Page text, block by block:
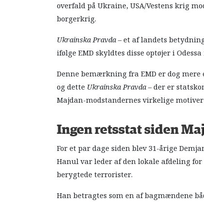
overfald på Ukraine, USA/Vestens krig
borgerkrig.
UkrainskaPravda– et af landets
ifølge EMD skyldtes disse optøjer i
Denne bemærkning fra EMD er dog
og dette Ukrainska Pravda– der er
Majdan-modstandernes virkelige
Ingen retsstat siden
For et par dage siden blev 31-årige
Hanul var leder af den lokale afdeling
berygtede terrorister.
Han betragtes som en af bagmændene